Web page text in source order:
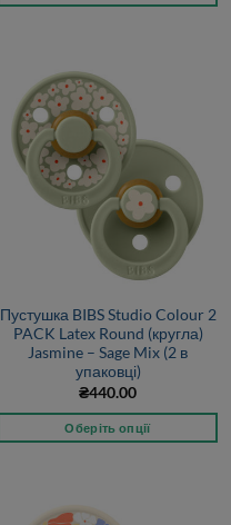
Пустушка BIBS Studio Colour 2
PACK Latex Round (кругла)
Jasmine – Sage Mix (2 в
упаковці)
₴440.00
Оберіть опції